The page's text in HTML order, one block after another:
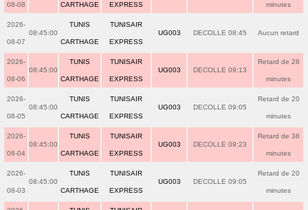
08-08 CARTHAGE EXPRESS minutes
2026-
08-07
08:45:00
TUNIS
CARTHAGE
TUNISAIR
EXPRESS
UG003 DECOLLE 08:45 Aucun retard
2026-
08-06
08:45:00
TUNIS
CARTHAGE
TUNISAIR
EXPRESS
UG003 DECOLLE 09:13
Retard de 28
minutes
2026-
08-05
08:45:00
TUNIS
CARTHAGE
TUNISAIR
EXPRESS
UG003 DECOLLE 09:05
Retard de 20
minutes
2026-
08-04
08:45:00
TUNIS
CARTHAGE
TUNISAIR
EXPRESS
UG003 DECOLLE 09:23
Retard de 38
minutes
2026-
08-03
08:45:00
TUNIS
CARTHAGE
TUNISAIR
EXPRESS
UG003 DECOLLE 09:05
Retard de 20
minutes